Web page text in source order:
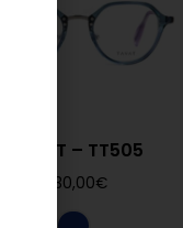
TAVAT – TT505
330,00€